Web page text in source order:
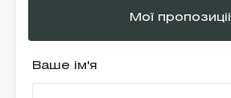
Мої пропозиціі
Ваше ім'я